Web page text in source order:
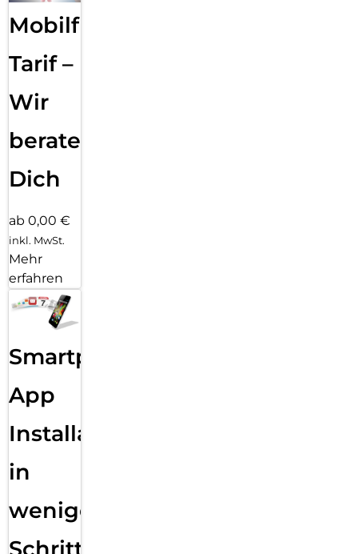
Mobilfunk
Tarif –
Wir
beraten
Dich
ab 0,00 €
inkl. MwSt.
Mehr
erfahren
Smartphone
App
Installation
in
wenigen
Schritten